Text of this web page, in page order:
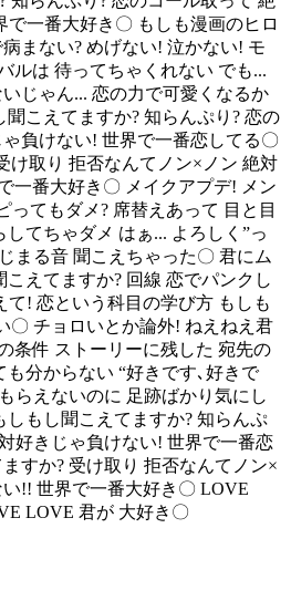
一番大好き〇 もしも漫画のヒロ
まない? めげない! 泣かない! モ
ルは 待ってちゃくれない でも...
じゃん... 恋の力で可愛くなるか
こえてますか? 知らんぷり? 恋の
負けない! 世界で一番恋してる〇
け取り 拒否なんてノン×ノン 絶対
一番大好き〇 メイクアプデ! メン
ってもダメ? 席替えあって 目と目
てちゃダメ はぁ... よろしく”っ
まる音 聞こえちゃった〇 君にム
えてますか? 回線 恋でパンクし
て! 恋という科目の学び方 もしも
〇 チョロいとか論外! ねえねえ君
条件 ストーリーに残した 宛先の
分からない “好きです､好きで
らえないのに 足跡ばかり気にし
しもし聞こえてますか? 知らんぷ
好きじゃ負けない! 世界で一番恋
すか? 受け取り 拒否なんてノン×
!! 世界で一番大好き〇 LOVE
LOVE 君が 大好き〇